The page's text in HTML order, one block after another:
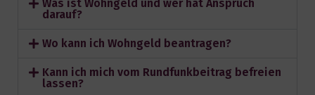
Was ist Wohngeld und wer hat Anspruch
darauf?
Wo kann ich Wohngeld beantragen?
Kann ich mich vom Rundfunkbeitrag befreien
lassen?